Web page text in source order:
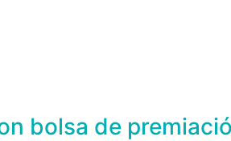
bolsa de